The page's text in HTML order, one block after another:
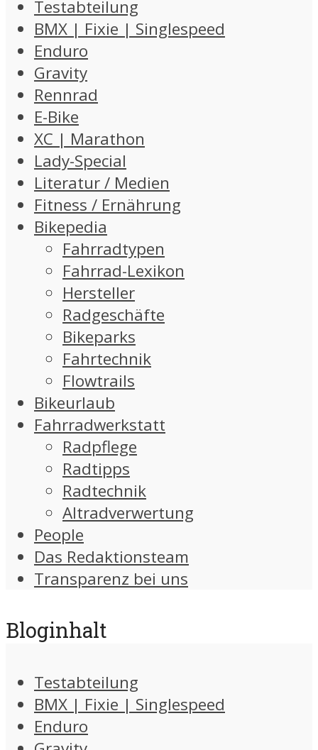
Testabteilung
BMX | Fixie | Singlespeed
Enduro
Gravity
Rennrad
E-Bike
XC | Marathon
Lady-Special
Literatur / Medien
Fitness / Ernährung
Bikepedia
Fahrradtypen
Fahrrad-Lexikon
Hersteller
Radgeschäfte
Bikeparks
Fahrtechnik
Flowtrails
Bikeurlaub
Fahrradwerkstatt
Radpflege
Radtipps
Radtechnik
Altradverwertung
People
Das Redaktionsteam
Transparenz bei uns
Bloginhalt
Testabteilung
BMX | Fixie | Singlespeed
Enduro